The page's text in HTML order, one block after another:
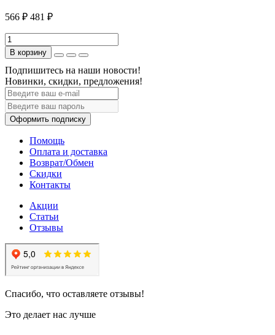
566 ₽ 481 ₽
В корзину
Подпишитесь на наши новости!
Новинки, скидки, предложения!
Оформить подписку
Помощь
Оплата и доставка
Возврат/Обмен
Скидки
Контакты
Акции
Статьи
Отзывы
Спасибо, что оставляете отзывы!
Это делает нас лучше